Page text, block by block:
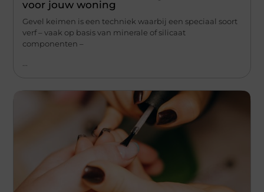
voor jouw woning
Gevel keimen is een techniek waarbij een speciaal soort
verf – vaak op basis van minerale of silicaat
componenten –
...